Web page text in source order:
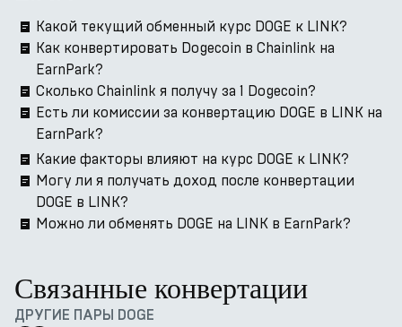
Какой текущий обменный курс DOGE к LINK?
Как конвертировать Dogecoin в Chainlink на
EarnPark?
Сколько Chainlink я получу за 1 Dogecoin?
Есть ли комиссии за конвертацию DOGE в LINK на
EarnPark?
Какие факторы влияют на курс DOGE к LINK?
Могу ли я получать доход после конвертации
DOGE в LINK?
Можно ли обменять DOGE на LINK в EarnPark?
Связанные конвертации
ДРУГИЕ ПАРЫ DOGE